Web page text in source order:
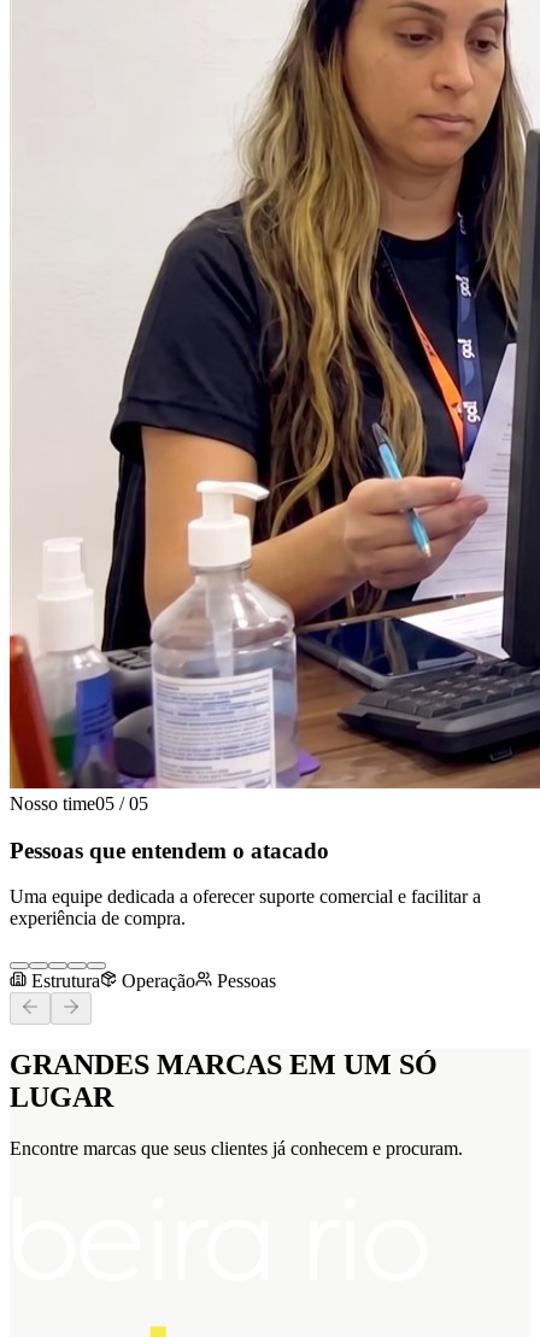
Nosso time05 / 05
Pessoas que entendem o atacado
Uma equipe dedicada a oferecer suporte comercial e facilitar a
experiência de compra.
Estrutura Operação Pessoas
GRANDES MARCAS EM UM SÓ
LUGAR
Encontre marcas que seus clientes já conhecem e procuram.